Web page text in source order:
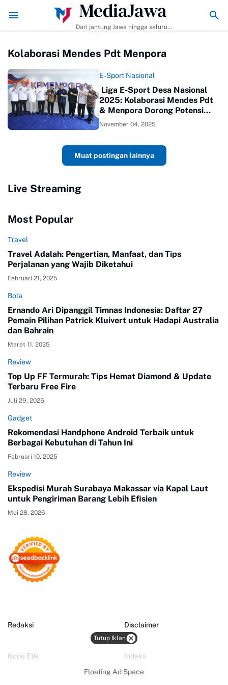
dan Tips Agar Bumbunya Meresap Sempurna! Ekonomi
MediaJawa
Dari jantung Jawa hingga seluruh
unik, dan analisis tajam. Cepat
akurat.
Kolaborasi Mendes Pdt Menpora
E-Sport Nasional
️ Liga E-Sport Desa Nasional
2025: Kolaborasi Mendes Pdt
& Menpora Dorong Potensi
Pemuda Desa
November 04, 2025
Muat postingan lainnya
Tutup Iklan
Floating Ad Space
Live Streaming
Most Popular
Travel
Travel Adalah: Pengertian, Manfaat, dan Tips
Perjalanan yang Wajib Diketahui
Februari 21, 2025
Bola
Ernando Ari Dipanggil Timnas Indonesia: Daftar 27
Pemain Pilihan Patrick Kluivert untuk Hadapi Australia
dan Bahrain
Maret 11, 2025
Review
Top Up FF Termurah: Tips Hemat Diamond & Update
Terbaru Free Fire
Juli 29, 2025
Gadget
Rekomendasi Handphone Android Terbaik untuk
Berbagai Kebutuhan di Tahun Ini
Februari 10, 2025
Review
Ekspedisi Murah Surabaya Makassar via Kapal Laut
untuk Pengiriman Barang Lebih Efisien
Mei 28, 2026
Redaksi Disclaimer
Kode Etik Indeks